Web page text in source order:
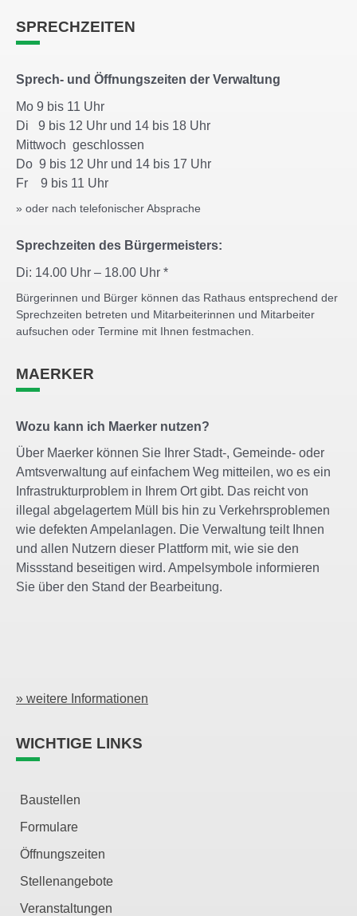
SPRECHZEITEN
Sprech- und Öffnungszeiten der Verwaltung
Mo 9 bis 11 Uhr
Di 9 bis 12 Uhr und 14 bis 18 Uhr
Mittwoch geschlossen
Do 9 bis 12 Uhr und 14 bis 17 Uhr
Fr 9 bis 11 Uhr
» oder nach telefonischer Absprache
Sprechzeiten des Bürgermeisters:
Di: 14.00 Uhr – 18.00 Uhr *
Bürgerinnen und Bürger können das Rathaus entsprechend der
Sprechzeiten betreten und Mitarbeiterinnen und Mitarbeiter
aufsuchen oder Termine mit Ihnen festmachen.
MAERKER
Wozu kann ich Maerker nutzen?
Über Maerker können Sie Ihrer Stadt-, Gemeinde- oder
Amtsverwaltung auf einfachem Weg mitteilen, wo es ein
Infrastrukturproblem in Ihrem Ort gibt. Das reicht von
illegal abgelagertem Müll bis hin zu Verkehrsproblemen
wie defekten Ampelanlagen. Die Verwaltung teilt Ihnen
und allen Nutzern dieser Plattform mit, wie sie den
Missstand beseitigen wird. Ampelsymbole informieren
Sie über den Stand der Bearbeitung.
» weitere Informationen
WICHTIGE LINKS
Baustellen
Formulare
Öffnungszeiten
Stellenangebote
Veranstaltungen